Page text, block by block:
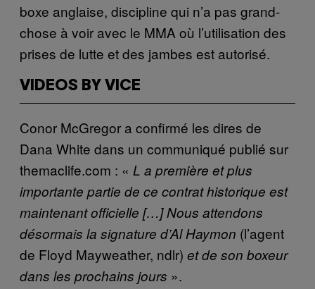
boxe anglaise, discipline qui n’a pas grand-
chose à voir avec le MMA où l’utilisation des
prises de lutte et des jambes est autorisé.
VIDEOS BY VICE
Conor McGregor a confirmé les dires de
Dana White dans un communiqué publié sur
themaclife.com : « L a première et plus
importante partie de ce contrat historique est
maintenant officielle […] Nous attendons
désormais la signature d’Al Haymon (l’agent
de Floyd Mayweather, ndlr) et de son boxeur
dans les prochains jours ».